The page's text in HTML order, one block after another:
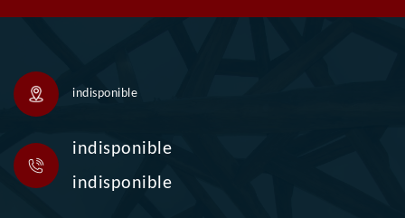
indisponible
indisponible
indisponible